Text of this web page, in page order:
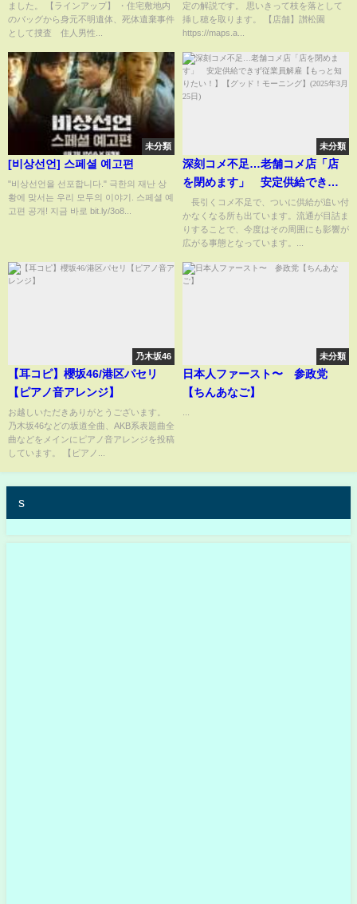
手“ストーカー”認める供述… ──
社会ニュースライブ（日テレ
ました。 【ラインアップ】 ・住宅敷地内
のバッグから身元不明遺体、死体遺棄事件
として捜査 住人男性...
定の解説です。 思いきって枝を落として
挿し穂を取ります。 【店舗】讃松園
https://maps.a...
未分類
[비상선언] 스페셜 예고편
"비상선언을 선포합니다." 극한의 재난 상
황에 맞서는 우리 모두의 이야기. 스페셜 예
고편 공개! 지금 바로 bit.ly/3o8...
未分類
深刻コメ不足…老舗コメ店「店
を閉めます」 安定供給できず
従業員解雇【もっと知りた
い！】【グッド！モーニング】
(2025年3月25日)
長引くコメ不足で、ついに供給が追い付
かなくなる所も出ています。流通が目詰ま
りすることで、今度はその周囲にも影響が
広がる事態となっています。...
乃木坂46
【耳コピ】櫻坂46/港区パセリ
【ピアノ音アレンジ】
お越しいただきありがとうございます。
乃木坂46などの坂道全曲、AKB系表題曲全
曲などをメインにピアノ音アレンジを投稿
しています。 【ピアノ...
未分類
日本人ファースト〜 参政党
【ちんあなご】
s